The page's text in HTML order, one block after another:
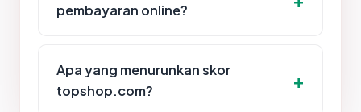
pembayaran online?
Apa yang menurunkan skor
topshop.com?